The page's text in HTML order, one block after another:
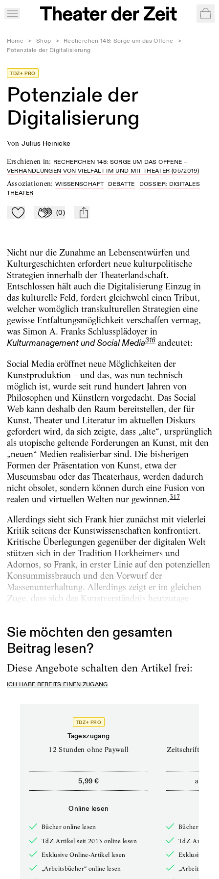
Home > Shop > Recherchen 148: Sorge um das Offene
>
Potenziale der Digitalisierung
TDZ+ PRO
Potenziale der
Digitalisierung
von Julius Heinicke
Erschienen in: RECHERCHEN 148: SORGE UM DAS OFFENE –
VERHANDLUNGEN VON VIELFALT IM UND MIT THEATER (05/2019)
Assoziationen:WISSENSCHAFT DEBATTE
DOSSIER: DIGITALES
THEATER
Zu Mein-TdZ hinzufügen
Applaudieren
(0) mail
Nicht nur die Zunahme an Lebensentwürfen und
Kulturgeschichten erfordert neue kulturpolitische
Strategien innerhalb der Theaterlandschaft.
Entschlossen hält auch die Digitalisierung Einzug in
das kulturelle Feld, fordert gleichwohl einen Tribut,
welcher womöglich transkulturellen Strategien eine
gewisse Entfaltungsmöglichkeit verschaffen vermag,
was Simon A. Franks Schlussplädoyer in
Kulturmanagement und Social Media316andeutet:
Social Media eröffnet neue Möglichkeiten der
Kunstproduktion – und das, was nun technisch
möglich ist, wurde seit rund hundert Jahren von
Philosophen und Künstlern vorgedacht. Das Social
Web kann deshalb den Raum bereitstellen, der für
Kunst, Theater und Literatur im aktuellen Diskurs
gefordert wird, da sich zeigte, dass „alte“, ursprünglich
als utopische geltende Forderungen an Kunst, mit den
„neuen“ Medien realisierbar sind. Die bisherigen
Formen der Präsentation von Kunst, etwa der
Museumsbau oder das Theaterhaus, werden dadurch
nicht obsolet, sondern können durch eine Fusion von
realen und virtuellen Welten nur gewinnen.317
Allerdings sieht sich Frank hier zunächst mit vielerlei
Kritik seitens der Kunstwissenschaften konfrontiert.
Kritische Überlegungen gegenüber der digitalen Welt
stützen sich in der Tradition Horkheimers und
Adornos, so Frank, in erster Linie auf den potenziellen
Konsummissbrauch und den Vorwurf der
Massenunterhaltung. Allerdings zeigt er im gleichen
Zuge, dass sich das Kunstverständnis heutzutage
Sie möchten den gesamten
Beitrag lesen?
Diese Angebote schalten den Artikel frei:
ICH HABE BEREITS EINEN ZUGANG
TDZ+ PRO
Tageszugang
12 Stunden ohne Paywall
5,99 €
Online lesen
Bücher online lesen
TdZ-Artikel seit 2013 online lesen
Exklusive Online-Artikel lesen
„Arbeitsbücher“ online lesen
Zeitschriften
ab
Bücher online
TdZ-Artikel
Exklusive